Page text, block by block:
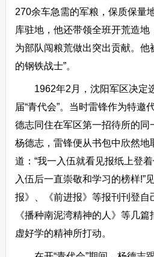
270余车急需的军粮，保质保量
库驻地，他还带领全班开荒造地
为部队闯粮荒做出突出贡献。他
的钢铁战士”。
1962年2月，沈阳军区决定
届“青代会”。当时雷锋作为特邀
德志同住在军区第一招待所的同
杨德志，雷锋便从书包中欣然地
道：“我一入伍就看见报纸上登
入伍后一直崇敬和学习的榜样!”
报》、《前进报》等报刊刊登自
《播种南泥湾精神的人》等几
虚好学的精神所打动。